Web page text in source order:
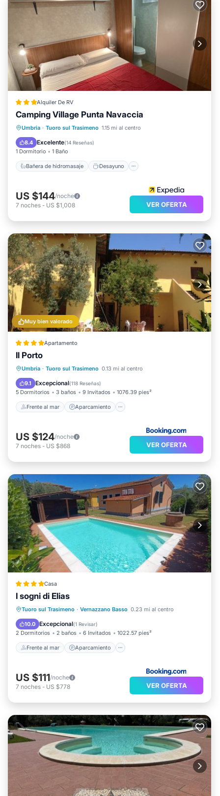
Alquiler De RV
Camping Village Punta Navaccia
Umbria · Tuoro sul Trasimeno 1.15 mi al centro
8.4 Excelente(14 Reseñas)
1 Dormitorio 1 Baño
Bañera de hidromasaje Desayuno
Bañera de hidromasaje
Desayuno
Aparcamiento
US $144/noche
7 noches - US $1,008 VER OFERTA
Muy bien valorado
Apartamento
Il Porto
Umbria · Tuoro sul Trasimeno 0.13 mi al centro
9.1 Excepcional(118 Reseñas)
5 Dormitorios 3 baños 9 Invitados 1076.39 pies²
Frente al mar Aparcamiento
Frente al mar Aparcamiento
Spa
US $124/noche
7 noches - US $868 VER OFERTA
Casa
I sogni di Elias
Tuoro sul Trasimeno · Vernazzano Basso 0.23 mi al centro
10.0 Excepcional(1 Revisar)
2 Dormitorios 2 baños 6 Invitados 1022.57 pies²
Frente al mar Aparcamiento
Frente al mar Aparcamiento
Piscina
Vista al mar
US $111/noche
7 noches - US $778 VER OFERTA